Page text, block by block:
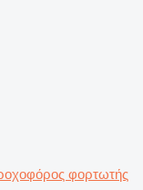
φορτωτής